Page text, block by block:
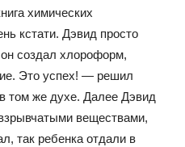
химических
кстати. Дэвид просто
создал хлороформ,
Это успех! — решил
том же духе. Далее Дэвид
веществами,
так ребенка отдали в